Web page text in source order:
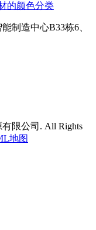
的颜色分类
制造中心B33栋6、
限公司. All Rights
地图